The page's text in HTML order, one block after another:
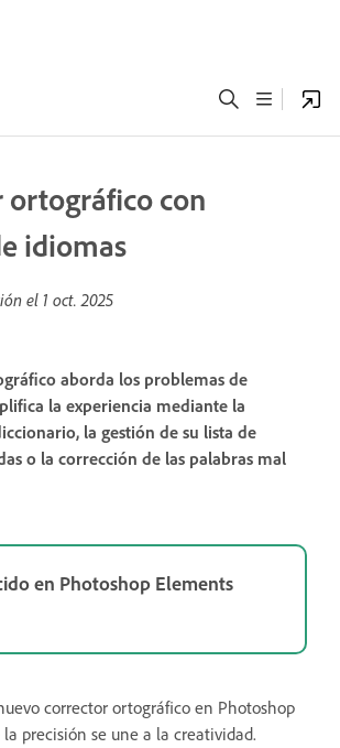
ortográfico con
idiomas
el 1 oct. 2025
aborda los problemas de
la experiencia mediante la
la gestión de su lista de
o la corrección de las palabras mal
en Photoshop Elements
corrector ortográfico en Photoshop
precisión se une a la creatividad.